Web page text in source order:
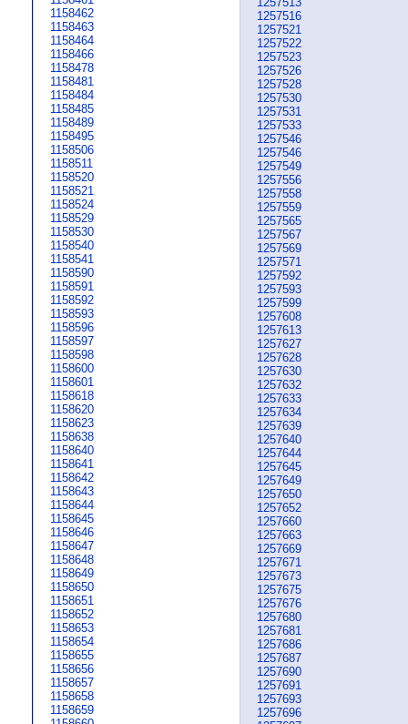
1158462
1158463
1158464
1158466
1158478
1158481
1158484
1158485
1158489
1158495
1158506
1158511
1158520
1158521
1158524
1158529
1158530
1158540
1158541
1158590
1158591
1158592
1158593
1158596
1158597
1158598
1158600
1158601
1158618
1158620
1158623
1158638
1158640
1158641
1158642
1158643
1158644
1158645
1158646
1158647
1158648
1158649
1158650
1158651
1158652
1158653
1158654
1158655
1158656
1158657
1158658
1158659
1257516
1257521
1257522
1257523
1257526
1257528
1257530
1257531
1257533
1257546
1257546
1257549
1257556
1257558
1257559
1257565
1257567
1257569
1257571
1257592
1257593
1257599
1257608
1257613
1257627
1257628
1257630
1257632
1257633
1257634
1257639
1257640
1257644
1257645
1257649
1257650
1257652
1257660
1257663
1257669
1257671
1257673
1257675
1257676
1257680
1257681
1257686
1257687
1257690
1257691
1257693
1257696